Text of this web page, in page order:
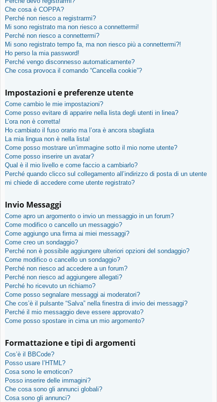
Che cosa è COPPA?
Perché non riesco a registrarmi?
Mi sono registrato ma non riesco a connettermi!
Perché non riesco a connettermi?
Mi sono registrato tempo fa, ma non riesco più a connettermi?!
Ho perso la mia password!
Perché vengo disconnesso automaticamente?
Che cosa provoca il comando “Cancella cookie”?
Impostazioni e preferenze utente
Come cambio le mie impostazioni?
Come posso evitare di apparire nella lista degli utenti in linea?
L’ora non è corretta!
Ho cambiato il fuso orario ma l’ora è ancora sbagliata
La mia lingua non è nella lista!
Come posso mostrare un’immagine sotto il mio nome utente?
Come posso inserire un avatar?
Qual è il mio livello e come faccio a cambiarlo?
Perché quando clicco sul collegamento all’indirizzo di posta di un utente
mi chiede di accedere come utente registrato?
Invio Messaggi
Come apro un argomento o invio un messaggio in un forum?
Come modifico o cancello un messaggio?
Come aggiungo una firma ai miei messaggi?
Come creo un sondaggio?
Perché non è possibile aggiungere ulteriori opzioni del sondaggio?
Come modifico o cancello un sondaggio?
Perché non riesco ad accedere a un forum?
Perché non riesco ad aggiungere allegati?
Perché ho ricevuto un richiamo?
Come posso segnalare messaggi ai moderatori?
Che cos’è il pulsante “Salva” nella finestra di invio dei messaggi?
Perché il mio messaggio deve essere approvato?
Come posso spostare in cima un mio argomento?
Formattazione e tipi di argomenti
Cos’è il BBCode?
Posso usare l’HTML?
Cosa sono le emoticon?
Posso inserire delle immagini?
Che cosa sono gli annunci globali?
Cosa sono gli annunci?